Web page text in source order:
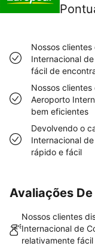
Nossos
Internacional
fácil de
Nossos
Aeroporto
bem eficientes
Devolvendo o
Internacional
rápido e fácil
Avaliações
Nossos clientes
Internacional de
relativamente